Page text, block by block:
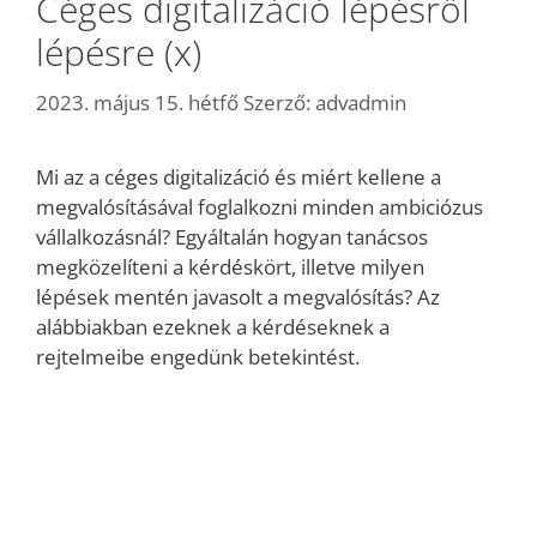
lépésre (x)
2023. május 15. hétfő Szerző: advadmin
Mi az a céges digitalizáció és miért kellene a
megvalósításával foglalkozni minden ambiciózus
vállalkozásnál? Egyáltalán hogyan tanácsos
megközelíteni a kérdéskört, illetve milyen
lépések mentén javasolt a megvalósítás? Az
alábbiakban ezeknek a kérdéseknek a
rejtelmeibe engedünk betekintést.